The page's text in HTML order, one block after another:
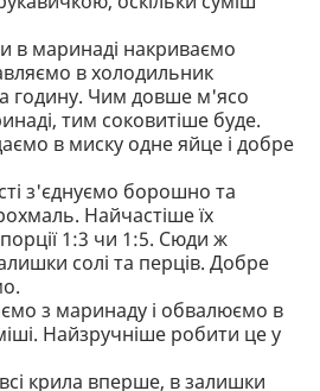
в маринаді накриваємо
в холодильник
годину. Чим довше м'ясо
тим соковитіше буде.
в миску одне яйце і добре
з'єднуємо борошно та
Найчастіше їх
1:3 чи 1:5. Сюди ж
солі та перців. Добре
з маринаду і обвалюємо в
Найзручніше робити це у
крила вперше, в залишки